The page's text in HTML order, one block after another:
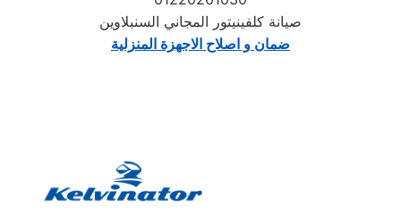
صيانة كلفينيتور المجاني السنبلاوين
ضمان و اصلاح الاجهزة المنزلية